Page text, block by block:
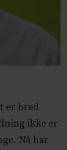
er bred
ikke er
Nå har